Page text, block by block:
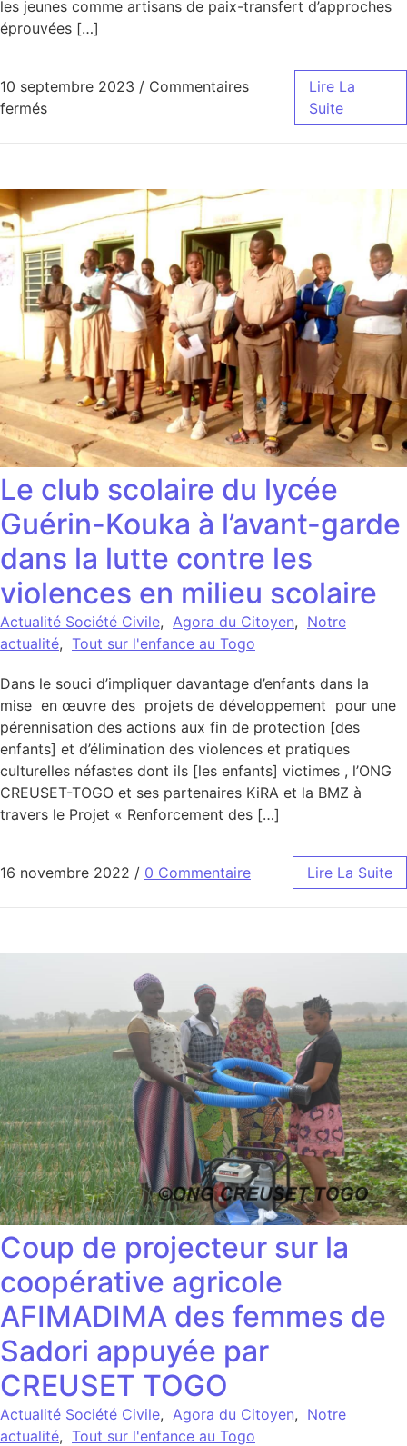
les jeunes comme artisans de paix-transfert d’approches
éprouvées […]
10 septembre 2023 / Commentaires
ferméssur Jeunesse et développement communautaire
Lire La
Suite
Le club scolaire du lycée
Guérin-Kouka à l’avant-garde
dans la lutte contre les
violences en milieu scolaire
Actualité Société Civile, Agora du Citoyen, Notre
actualité, Tout sur l'enfance au Togo
Dans le souci d’impliquer davantage d’enfants dans la
mise en œuvre des projets de développement pour une
pérennisation des actions aux fin de protection [des
enfants] et d’élimination des violences et pratiques
culturelles néfastes dont ils [les enfants] victimes , l’ONG
CREUSET-TOGO et ses partenaires KiRA et la BMZ à
travers le Projet « Renforcement des […]
16 novembre 2022 / 0 Commentaire Lire La Suite
Coup de projecteur sur la
coopérative agricole
AFIMADIMA des femmes de
Sadori appuyée par
CREUSET TOGO
Actualité Société Civile, Agora du Citoyen, Notre
actualité, Tout sur l'enfance au Togo